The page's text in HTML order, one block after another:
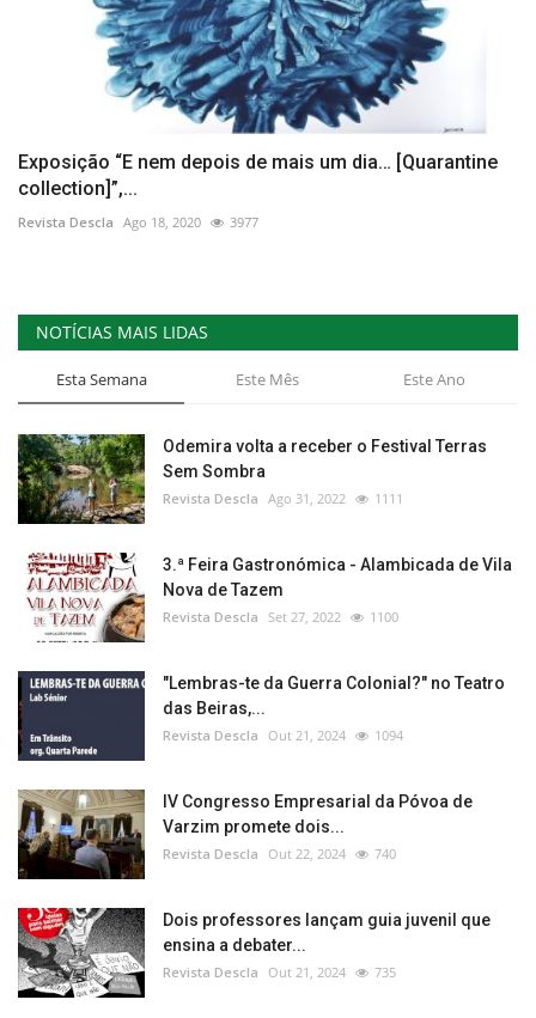
Exposição “E nem depois de mais um dia… [Quarantine
collection]”,...
Revista Descla Ago 18, 2020 3977
NOTÍCIAS MAIS LIDAS
Esta Semana Este Mês Este Ano
Odemira volta a receber o Festival Terras
Sem Sombra
Revista Descla Ago 31, 2022 1111
3.ª Feira Gastronómica - Alambicada de Vila
Nova de Tazem
Revista Descla Set 27, 2022 1100
"Lembras-te da Guerra Colonial?" no Teatro
das Beiras,...
Revista Descla Out 21, 2024 1094
IV Congresso Empresarial da Póvoa de
Varzim promete dois...
Revista Descla Out 22, 2024 740
Dois professores lançam guia juvenil que
ensina a debater...
Revista Descla Out 21, 2024 735